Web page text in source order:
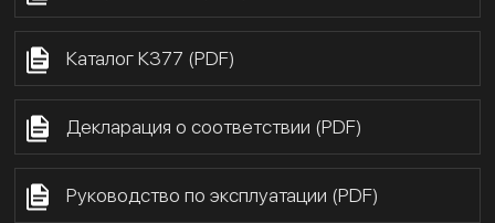
Каталог К377 (PDF)
Декларация о соответствии (PDF)
Руководство по эксплуатации (PDF)